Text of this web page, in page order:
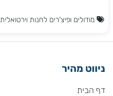
מודולים ופיצ'רים לחנות וירטואלית
ניווט מהיר
דף הבית